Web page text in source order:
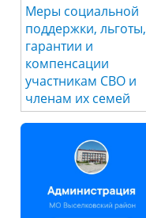
Меры социальной
поддержки, льготы,
гарантии и
компенсации
участникам СВО и
членам их семей